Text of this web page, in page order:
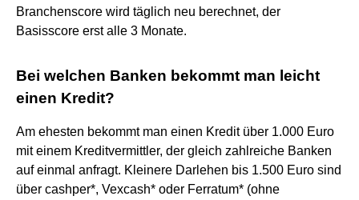
Branchenscore wird täglich neu berechnet, der
Basisscore erst alle 3 Monate.
Bei welchen Banken bekommt man leicht
einen Kredit?
Am ehesten bekommt man einen Kredit über 1.000 Euro
mit einem Kreditvermittler, der gleich zahlreiche Banken
auf einmal anfragt. Kleinere Darlehen bis 1.500 Euro sind
über cashper*, Vexcash* oder Ferratum* (ohne